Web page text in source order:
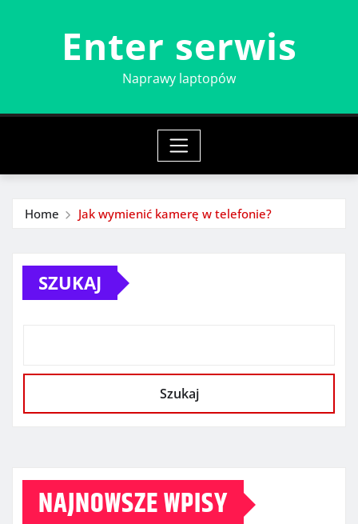
Enter serwis
Naprawy laptopów
Home Jak wymienić kamerę w telefonie?
SZUKAJ
Szukaj
NAJNOWSZE WPISY